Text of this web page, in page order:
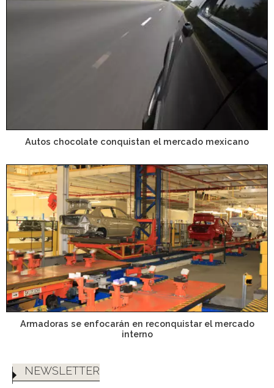
Autos chocolate conquistan el mercado mexicano
Armadoras se enfocarán en reconquistar el mercado
interno
NEWSLETTER